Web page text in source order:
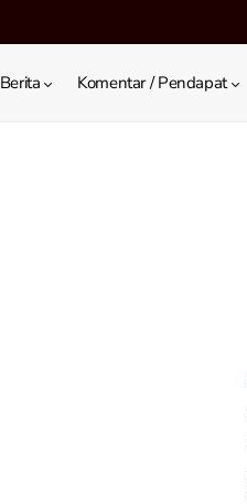
Berita Komentar / Pendapat